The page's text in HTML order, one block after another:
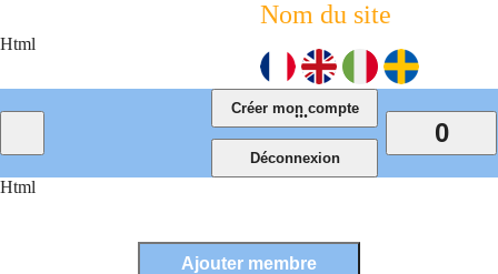
Html
Nom du site
Html
0
...